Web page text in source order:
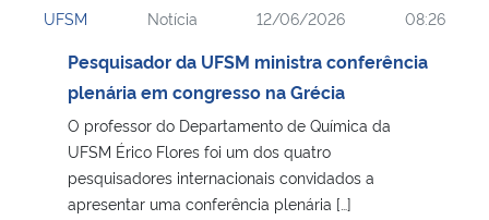
Ministério da Cidadania
Ministério da Saúde
Ministério de Minas e Energia
Ministério da Ciência, Tecnologia, Inovações e Comunicações
UFSM Notícia 12/06/2026 08:26
Pesquisador da UFSM ministra conferência
plenária em congresso na Grécia
O professor do Departamento de Química da
UFSM Érico Flores foi um dos quatro
pesquisadores internacionais convidados a
apresentar uma conferência plenária […]